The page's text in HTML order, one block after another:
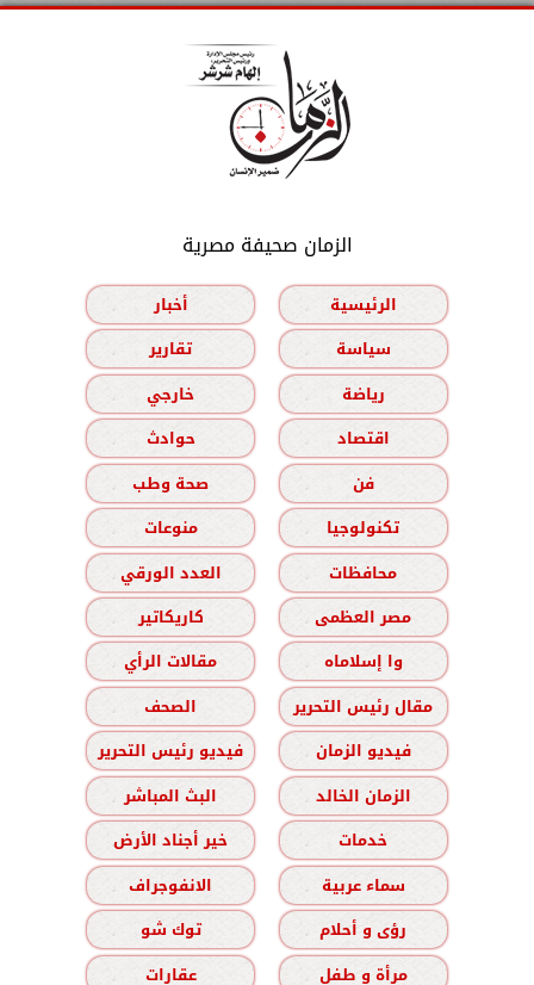
الزمان صحيفة مصرية
الرئيسية
أخبار
سياسة
تقارير
رياضة
خارجي
اقتصاد
حوادث
فن
صحة وطب
تكنولوجيا
منوعات
محافظات
العدد الورقي
مصر العظمى
كاريكاتير
وا إسلاماه
مقالات الرأي
مقال رئيس التحرير
الصحف
فيديو الزمان
فيديو رئيس التحرير
الزمان الخالد
البث المباشر
خدمات
خير أجناد الأرض
سماء عربية
الانفوجراف
رؤى و أحلام
توك شو
مرأة و طفل
عقارات